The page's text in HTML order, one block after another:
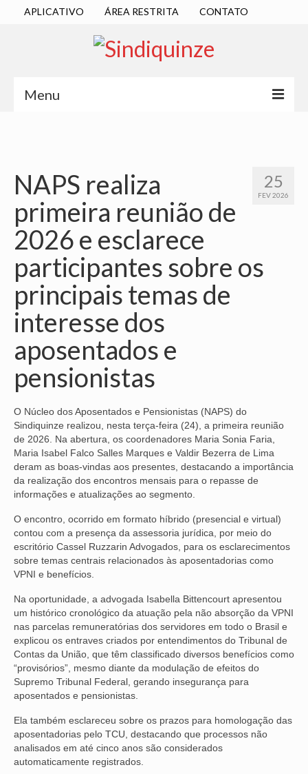
APLICATIVO ÁREA RESTRITA CONTATO
Menu
DIRETORIA EXECUTIVA
ESTATUTO
ATAS
LOCALIZAÇÃO
QUEM SOMOS
NOSSA HISTÓRIA
SUBSEDES
ARAÇATUBA
BAURU
PRESIDENTE PRUDENTE
RIBEIRÃO PRETO
SÃO JOSÉ DOS CAMPOS
SÃO JOSÉ DO RIO PRETO
SOROCABA
BOLETIM
VÍDEOS
CONVÊNIOS
SINDICALIZE-SE
JURÍDICO
NÚCLEOS
25
FEV 2026
NAPS realiza
primeira reunião de
2026 e esclarece
participantes sobre os
principais temas de
interesse dos
aposentados e
pensionistas
O Núcleo dos Aposentados e Pensionistas (NAPS) do
Sindiquinze realizou, nesta terça-feira (24), a primeira reunião
de 2026. Na abertura, os coordenadores Maria Sonia Faria,
Maria Isabel Falco Salles Marques e Valdir Bezerra de Lima
deram as boas-vindas aos presentes, destacando a importância
da realização dos encontros mensais para o repasse de
informações e atualizações ao segmento.
O encontro, ocorrido em formato híbrido (presencial e virtual)
contou com a presença da assessoria jurídica, por meio do
escritório Cassel Ruzzarin Advogados, para os esclarecimentos
sobre temas centrais relacionados às aposentadorias como
VPNI e benefícios.
Na oportunidade, a advogada Isabella Bittencourt apresentou
um histórico cronológico da atuação pela não absorção da VPNI
nas parcelas remuneratórias dos servidores em todo o Brasil e
explicou os entraves criados por entendimentos do Tribunal de
Contas da União, que têm classificado diversos benefícios como
“provisórios”, mesmo diante da modulação de efeitos do
Supremo Tribunal Federal, gerando insegurança para
aposentados e pensionistas.
Ela também esclareceu sobre os prazos para homologação das
aposentadorias pelo TCU, destacando que processos não
analisados em até cinco anos são considerados
automaticamente registrados.